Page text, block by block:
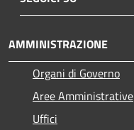
AMMINISTRAZIONE
Organi di Governo
Aree Amministrative
Uffici